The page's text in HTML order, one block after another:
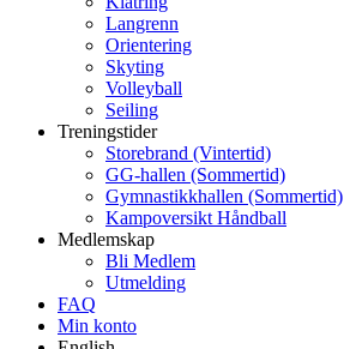
Langrenn
Orientering
Skyting
Volleyball
Seiling
Treningstider
Storebrand (Vintertid)
GG-hallen (Sommertid)
Gymnastikkhallen (Sommertid)
Kampoversikt Håndball
Medlemskap
Bli Medlem
Utmelding
FAQ
Min konto